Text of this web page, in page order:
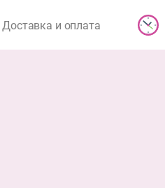
Доставка и оплата